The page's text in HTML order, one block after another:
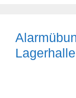
Lagerhalle